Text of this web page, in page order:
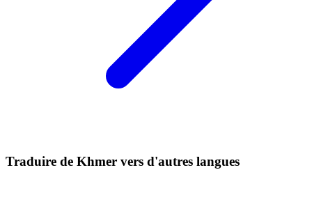
Traduire de Khmer vers d'autres langues